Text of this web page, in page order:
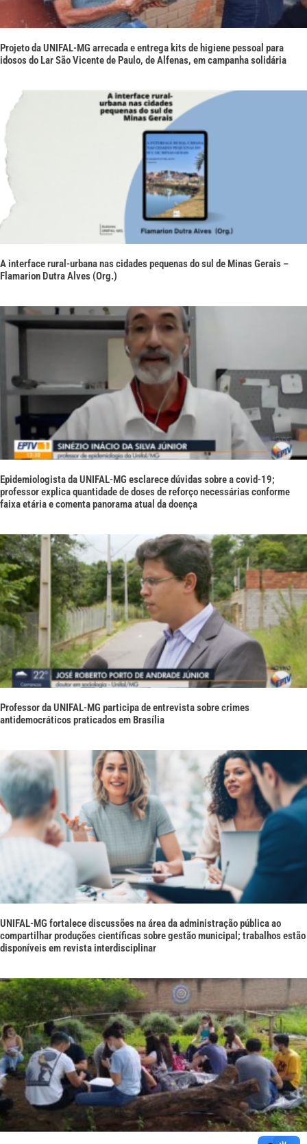
Projeto da UNIFAL-MG arrecada e entrega kits de higiene pessoal para
idosos do Lar São Vicente de Paulo, de Alfenas, em campanha solidária
A interface rural-urbana nas cidades pequenas do sul de Minas Gerais –
Flamarion Dutra Alves (Org.)
Epidemiologista da UNIFAL-MG esclarece dúvidas sobre a covid-19;
professor explica quantidade de doses de reforço necessárias conforme
faixa etária e comenta panorama atual da doença
Professor da UNIFAL-MG participa de entrevista sobre crimes
antidemocráticos praticados em Brasília
UNIFAL-MG fortalece discussões na área da administração pública ao
compartilhar produções científicas sobre gestão municipal; trabalhos estão
disponíveis em revista interdisciplinar